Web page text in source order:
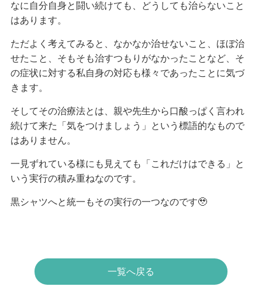
なに自分自身と闘い続けても、どうしても治らないこと
はあります。
ただよく考えてみると、なかなか治せないこと、ほぼ治
せたこと、そもそも治すつもりがなかったことなど、そ
の症状に対する私自身の対応も様々であったことに気づ
きます。
そしてその治療法とは、親や先生から口酸っぱく言われ
続けて来た「気をつけましょう」という標語的なもので
はありません。
一見ずれている様にも見えても「これだけはできる」と
いう実行の積み重ねなのです。
黒シャツへと統一もその実行の一つなのです🥹
一覧へ戻る